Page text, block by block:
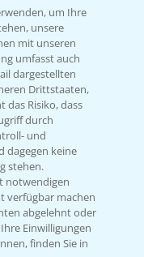
um Ihre
unsere
mit unseren
umfasst auch
dargestellten
Drittstaaten,
das Risiko, dass
durch
und
dagegen keine
stehen.
notwendigen
verfügbar machen
abgelehnt oder
Einwilligungen
finden Sie in